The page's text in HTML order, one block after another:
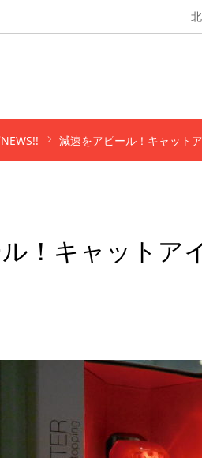
減速をアピール！キャット
！キャットア